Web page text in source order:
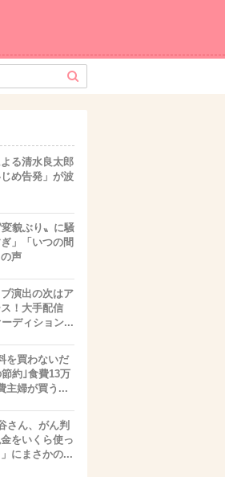
る清水良太郎
め告発」が波
貌ぶり〟に騒
」「いつの間
声
演出の次はア
！大手配信
ディション...
を買わないだ
約｣食費13万
主婦が買う...
さん、がん判
をいくら使っ
にまさかの...